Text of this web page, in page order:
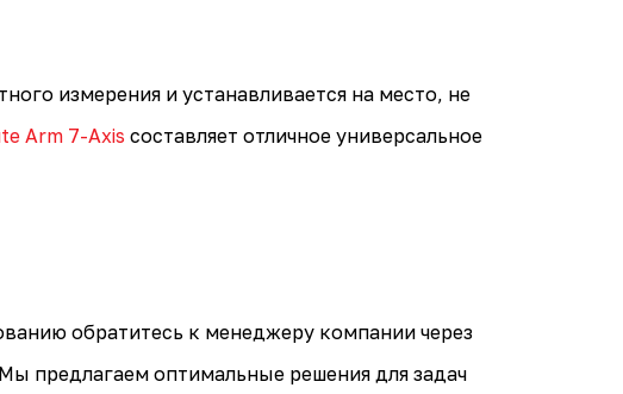
измерения и устанавливается на место, не
Arm 7-Axis составляет отличное универсальное
обратитесь к менеджеру компании через
предлагаем оптимальные решения для задач